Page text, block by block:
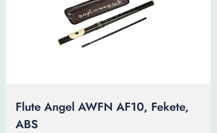
Flute Angel AWFN AF10, Fekete,
ABS